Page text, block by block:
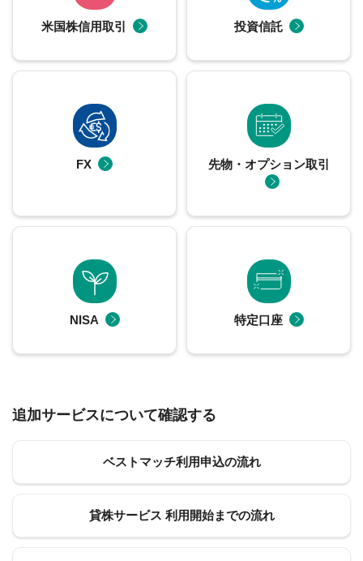
米国株信用取引 投資信託
FX 先物・オプション取引
NISA 特定口座
追加サービスについて確認する
ベストマッチ利用申込の流れ
貸株サービス 利用開始までの流れ